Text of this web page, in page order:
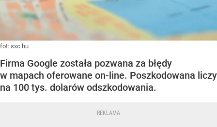
fot: sxc.hu
Firma Google została pozwana za błędy
w mapach oferowane on-line. Poszkodowana liczy
na 100 tys. dolarów odszkodowania.